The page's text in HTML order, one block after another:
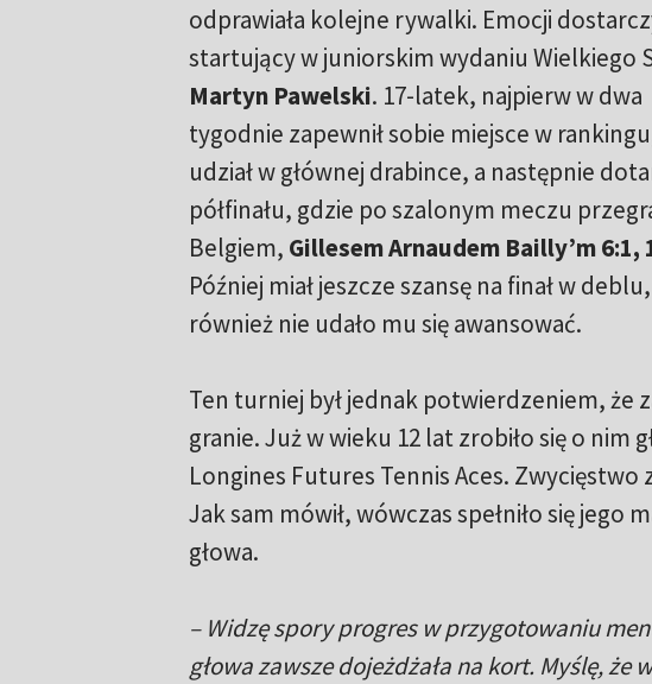
odprawiała kolejne rywalki. Emocji
startujący w juniorskim wydaniu Wielkiego
Martyn Pawelski. 17-latek, najpierw w dwa
tygodnie zapewnił sobie miejsce w
udział w głównej drabince, a następnie
półfinału, gdzie po szalonym meczu
Belgiem, Gillesem Arnaudem Bailly’m 6:1,
Później miał jeszcze szansę na finał w
również nie udało mu się awansować.
Ten turniej był jednak potwierdzeniem, że
granie. Już w wieku 12 lat zrobiło się o nim
Longines Futures Tennis Aces.
Jak sam mówił, wówczas spełniło się
głowa.
– Widzę spory progres w przygotowaniu
głowa zawsze dojeżdżała na kort. Myślę,